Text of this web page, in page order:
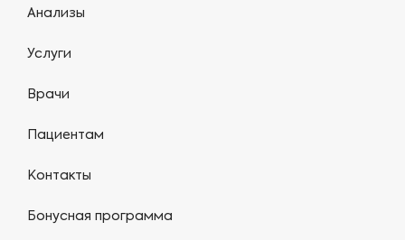
Анализы
Услуги
Врачи
Пациентам
Контакты
Бонусная программа